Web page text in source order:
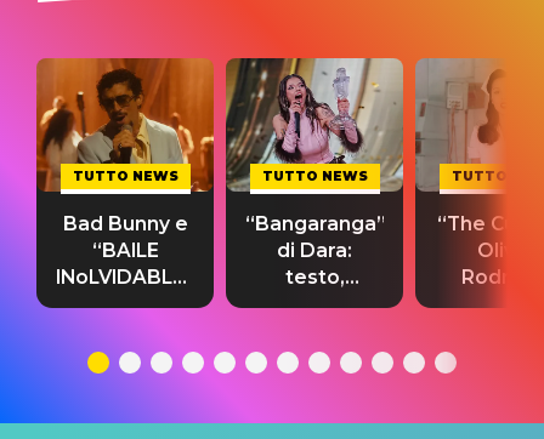
TUTTO NEWS
Bad Bunny e
“BAILE
INoLVIDABLE”:
testo,
significato
TUTTO NEWS
“Bangaranga”
di Dara:
testo,
traduzione e
del singolo
TUTTO
“The
Olivia
testo,